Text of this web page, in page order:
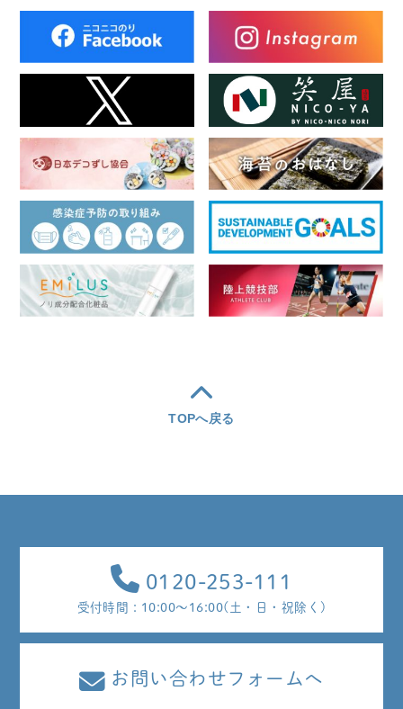
TOPへ戻る
0120-253-111
受付時間 : 10:00～16:00(土・日・祝除く)
お問い合わせフォームへ